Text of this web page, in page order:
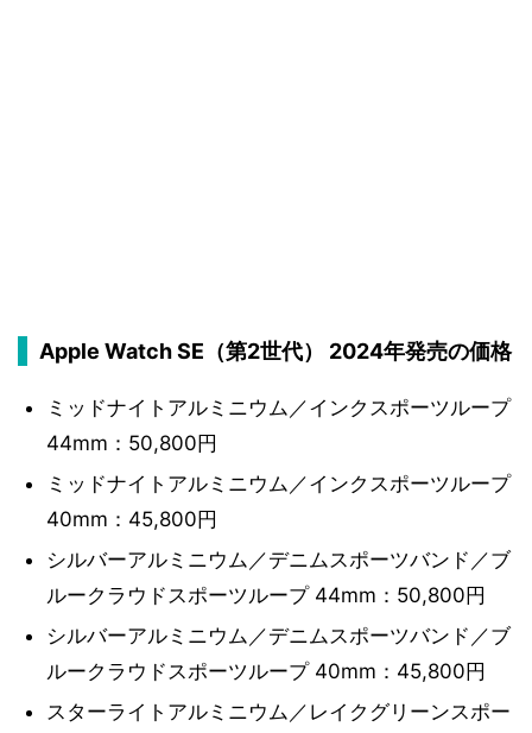
Apple Watch SE（第2世代） 2024年発売の価格
ミッドナイトアルミニウム／インクスポーツループ
44mm：50,800円
ミッドナイトアルミニウム／インクスポーツループ
40mm：45,800円
シルバーアルミニウム／デニムスポーツバンド／ブ
ルークラウドスポーツループ 44mm：50,800円
シルバーアルミニウム／デニムスポーツバンド／ブ
ルークラウドスポーツループ 40mm：45,800円
スターライトアルミニウム／レイクグリーンスポー